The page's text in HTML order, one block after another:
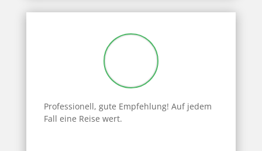
Professionell, gute Empfehlung! Auf jedem
Fall eine Reise wert.